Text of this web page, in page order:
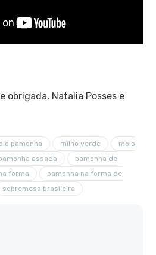
obrigada, Natalia Posses e
pamonha milho verde
molo
assada
pamonha de
forma
pamonha na forma de
sobremesa brasileira